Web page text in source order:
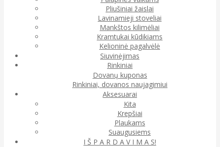
Pliušiniai žaislai
Lavinamieji stoveliai
Mankštos kilimėliai
Kramtukai kūdikiams
Kelioninė pagalvėlė
Siuvinėjimas
Rinkiniai
Dovanų kuponas
Rinkiniai, dovanos naujagimiui
Aksesuarai
Kita
Krepšiai
Plaukams
Suaugusiems
I Š P A R D A V I M A S!